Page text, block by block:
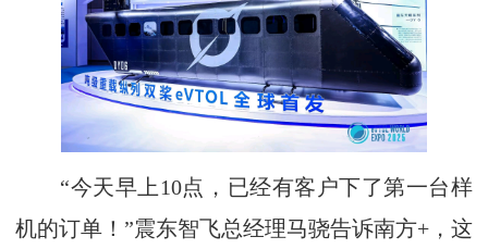
“今天早上10点，已经有客户下了第一台样
机的订单！”震东智飞总经理马骁告诉南方+，这